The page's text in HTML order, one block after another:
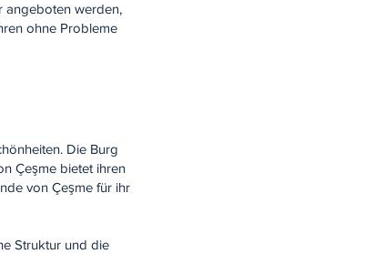
angeboten werden,
ohne Probleme
Die Burg
Çeşme bietet ihren
von Çeşme für ihr
Struktur und die